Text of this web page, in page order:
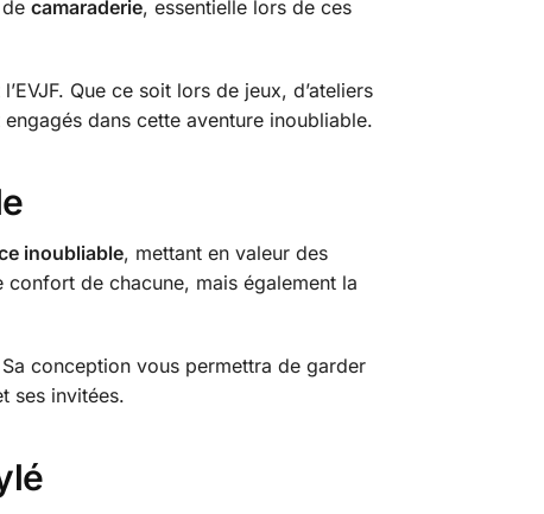
camaraderie, essentielle lors de ces
Que ce soit lors de jeux, d’ateliers
dans cette aventure inoubliable.
inoubliable, mettant en valeur des
confort de chacune, mais également la
conception vous permettra de garder
ses invitées.